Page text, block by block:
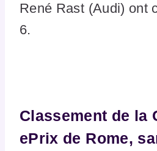
René Rast (Audi) ont
6.
Classement de la
ePrix de Rome,